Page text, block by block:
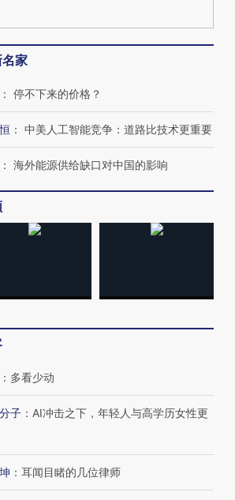
是“人道危
裂西班牙
湖北宜昌局部短时降雨
哈尔滨遭
四届链博
家
： 停不下来的价格？
： 中美人工智能竞争：道路比技术更重要
： 海外能源供给缺口对中国的影响
： 多看少动
子 ： AI冲击之下，年轻人与高学历女性更
： 耳闻目睹的几位律师